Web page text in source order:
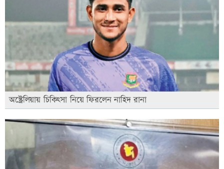
অস্ট্রেলিয়ায় চিকিৎসা নিয়ে ফিরলেন নাহিদ রানা